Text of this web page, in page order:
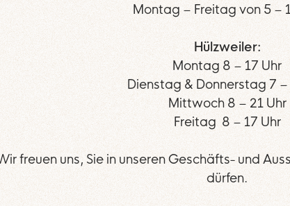
Montag – Freitag von 5 –
Hülzweiler:
Montag 8 – 17 Uhr
Dienstag & Donnerstag 7 –
Mittwoch 8 – 21 Uhr
Freitag 8 – 17 Uhr
freuen uns, Sie in unseren Geschäfts- und
dürfen.